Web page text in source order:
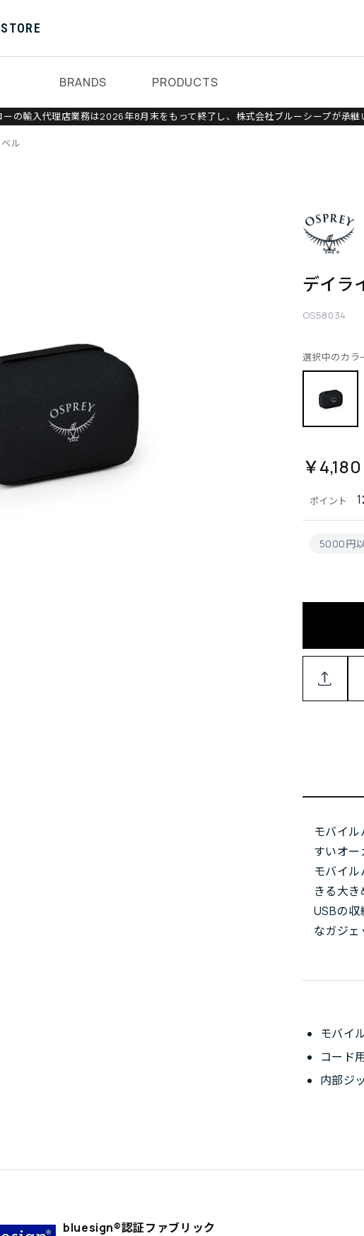
BRANDS PRODUCTS
ーの輸入代理店業務は2026年8月末をもって終了し、株式会社ブルーシープが承継
ベル
デイラ
OS58034
ポイント
選択中のカラ
5000円
￥4,180
モバイ
すいオ
モバイ
きる大
USBの
なガジ
モバイ
コード
内部ジ
bluesign®認証ファブリック